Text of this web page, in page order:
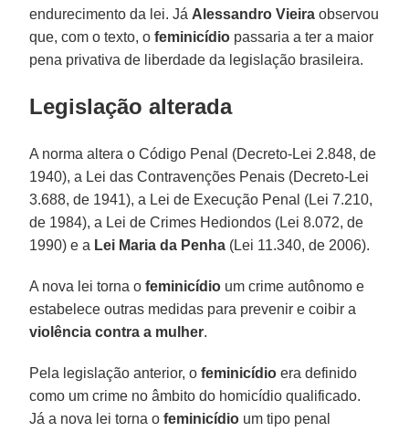
endurecimento da lei. Já Alessandro Vieira observou
que, com o texto, ofeminicídio passaria a ter a maior
pena privativa de liberdade da legislação brasileira.
Legislação alterada
A norma altera o Código Penal (Decreto-Lei 2.848, de
1940), a Lei das Contravenções Penais (Decreto-Lei
3.688, de 1941), a Lei de Execução Penal (Lei 7.210,
de 1984), a Lei de Crimes Hediondos (Lei 8.072, de
1990) e a Lei Maria da Penha (Lei 11.340, de 2006).
A nova lei torna ofeminicídio um crime autônomo e
estabelece outras medidas para prevenir e coibir a
violência contra a mulher.
Pela legislação anterior, ofeminicídio era definido
como um crime no âmbito do homicídio qualificado.
Já a nova lei torna ofeminicídio um tipo penal